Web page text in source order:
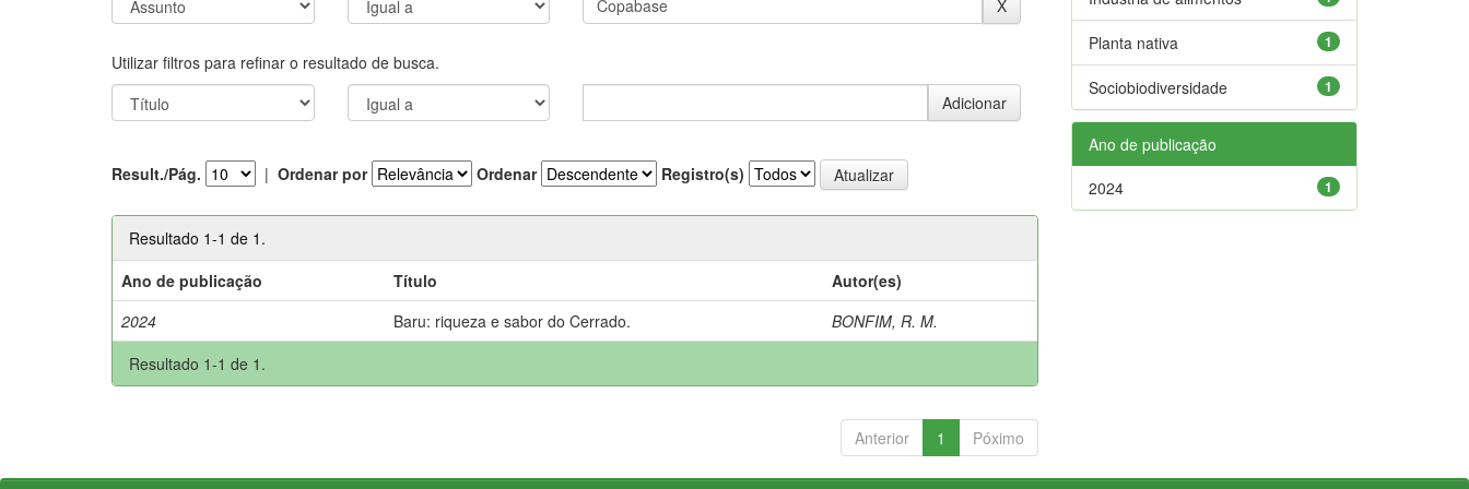
Utilizar filtros para refinar o resultado de busca.
Result./Pág. | Ordenar por Ordenar Registro(s)
Resultado 1-1 de 1.
Ano de publicação
Título
Autor(es)
2024
Baru: riqueza e sabor do Cerrado.
BONFIM, R. M.
Resultado 1-1 de 1.
Anterior 1 Póximo
1
Planta nativa
1
Sociobiodiversidade
Ano de publicação
1
2024